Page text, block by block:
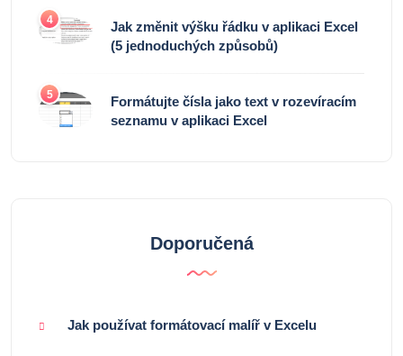
4
Jak změnit výšku řádku v aplikaci Excel
(5 jednoduchých způsobů)
5
Formátujte čísla jako text v rozevíracím
seznamu v aplikaci Excel
Doporučená
Jak používat formátovací malíř v Excelu